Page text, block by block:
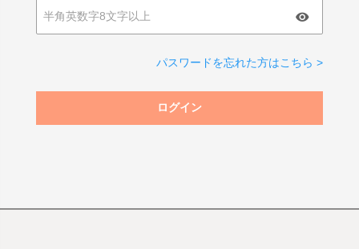
パスワードを忘れた方はこちら >
ログイン